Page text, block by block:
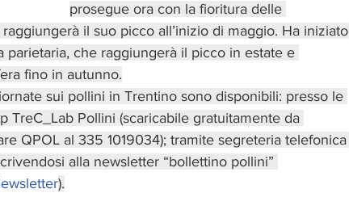
prosegue ora con la fioritura delle
il suo picco all’inizio di maggio. Ha iniziato
che raggiungerà il picco in estate e
fino in autunno.
sui pollini in Trentino sono disponibili: presso le
TreC_Lab Pollini (scaricabile gratuitamente da
QPOL al 335 1019034); tramite segreteria telefonica
alla newsletter “bollettino pollini”
).